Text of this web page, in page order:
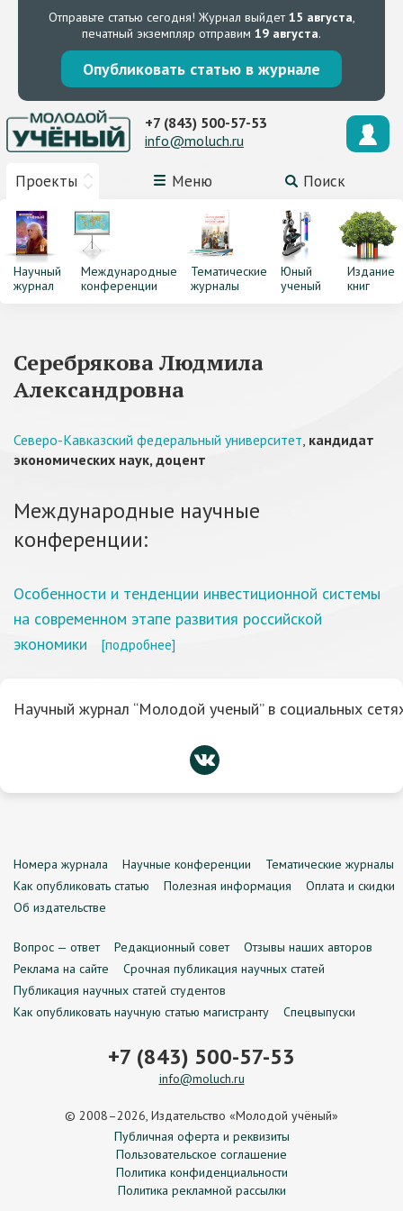
Отправьте статью сегодня! Журнал выйдет15 августа,
печатный экземпляр отправим 19 августа.
Опубликовать статью в журнале
Проекты Меню Поиск
+7 (843) 500-57-53
info@moluch.ru
Научный
журнал
Международные
конференции
Тематические
журналы
Юный
ученый
Издание
книг
Серебрякова Людмила
Александровна
Северо-Кавказский федеральный университет, кандидат
экономических наук, доцент
Международные научные
конференции:
Особенности и тенденции инвестиционной системы
на современном этапе развития российской
экономики
[подробнее]
Научный журнал “Молодой ученый” в социальных
Номера журнала Научные конференции
Тематические журналы
Как опубликовать статью
Полезная информация
Оплата и скидки
Об издательстве
Вопрос — ответ Редакционный совет
Отзывы наших авторов
Реклама на сайте
Срочная публикация научных статей
Публикация научных статей студентов
Как опубликовать научную статью магистранту
Спецвыпуски
+7 (843) 500-57-53
info@moluch.ru
© 2008–2026, Издательство «Молодой учёный»
Публичная оферта и реквизиты
Пользовательское соглашение
Политика конфиденциальности
Политика рекламной рассылки